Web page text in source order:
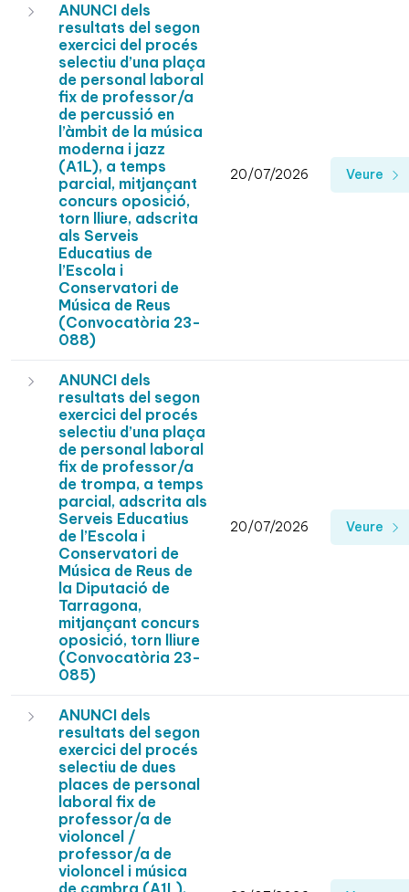
ANUNCI dels
resultats del segon
exercici del procés
selectiu d’una plaça
de personal laboral
fix de professor/a
de percussió en
l’àmbit de la música
moderna i jazz
(A1L), a temps
parcial, mitjançant
concurs oposició,
torn lliure, adscrita
als Serveis
Educatius de
l’Escola i
Conservatori de
Música de Reus
(Convocatòria 23-
088)
20/07/2026 Veure
ANUNCI dels
resultats del segon
exercici del procés
selectiu d’una plaça
de personal laboral
fix de professor/a
de trompa, a temps
parcial, adscrita als
Serveis Educatius
de l’Escola i
Conservatori de
Música de Reus de
la Diputació de
Tarragona,
mitjançant concurs
oposició, torn lliure
(Convocatòria 23-
085)
20/07/2026 Veure
ANUNCI dels
resultats del segon
exercici del procés
selectiu de dues
places de personal
laboral fix de
professor/a de
violoncel /
professor/a de
violoncel i música